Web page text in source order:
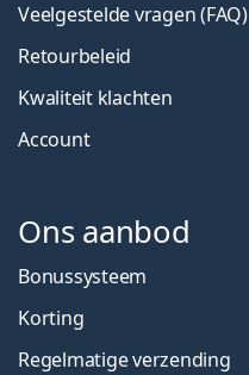
Veelgestelde vragen (FAQ)
Retourbeleid
Kwaliteit klachten
Account
Ons aanbod
Bonussysteem
Korting
Regelmatige verzending